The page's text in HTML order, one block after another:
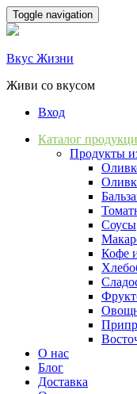
Skip
to
Toggle navigation
Вкус Жизни
Живи со вкусом
Вход
Каталог
Продукты
Соусы
Кофе
О нас
Блог
Доставка